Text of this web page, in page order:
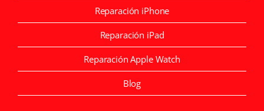
Reparación iPhone
Reparación iPad
Reparación Apple Watch
Blog